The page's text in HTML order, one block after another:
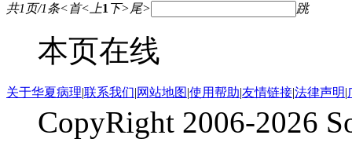
共1页/1条<首< 上1 下>尾> 跳
本页在线
关于华夏病理|联系我们|网站地图|使用帮助|友情链接|法律声明|
CopyRight 2006-2026